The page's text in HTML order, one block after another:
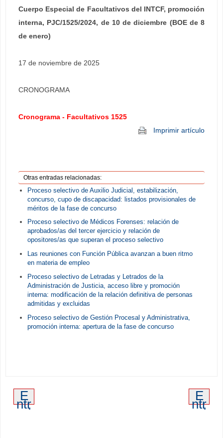
Cuerpo Especial de Facultativos del INTCF, promoción
interna, PJC/1525/2024, de 10 de diciembre (BOE de 8
de enero)
17 de noviembre de 2025
CRONOGRAMA
Cronograma - Facultativos 1525
Imprimir artículo
Otras entradas relacionadas:
Proceso selectivo de Auxilio Judicial, estabilización,
concurso, cupo de discapacidad: listados provisionales de
méritos de la fase de concurso
Proceso selectivo de Médicos Forenses: relación de
aprobados/as del tercer ejercicio y relación de
opositores/as que superan el proceso selectivo
Las reuniones con Función Pública avanzan a buen ritmo
en materia de empleo
Proceso selectivo de Letradas y Letrados de la
Administración de Justicia, acceso libre y promoción
interna: modificación de la relación definitiva de personas
admitidas y excluidas
Proceso selectivo de Gestión Procesal y Administrativa,
promoción interna: apertura de la fase de concurso
E
ntr
ad
E
ntr
ad